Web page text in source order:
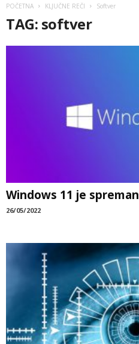
POČETNA KLJUČNE REČI Softver
TAG: softver
Windows 11 je spreman
26/05/2022